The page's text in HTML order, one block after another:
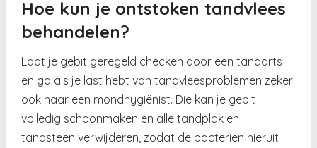
Hoe kun je ontstoken tandvlees
behandelen?
Laat je gebit geregeld checken door een tandarts
en ga als je last hebt van tandvleesproblemen zeker
ook naar een mondhygiënist. Die kan je gebit
volledig schoonmaken en alle tandplak en
tandsteen verwijderen, zodat de bacteriën hieruit